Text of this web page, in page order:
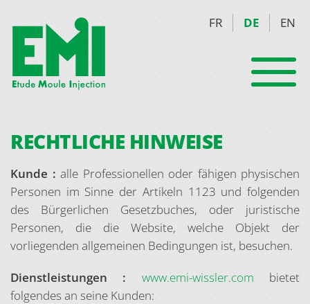
FR DE EN
RECHTLICHE HINWEISE
Kunde : alle Professionellen oder fähigen physischen
Personen im Sinne der Artikeln 1123 und folgenden
des Bürgerlichen Gesetzbuches, oder juristische
Personen, die die Website, welche Objekt der
vorliegenden allgemeinen Bedingungen ist, besuchen.
Dienstleistungen :
www.emi-wissler.com bietet
folgendes an seine Kunden: